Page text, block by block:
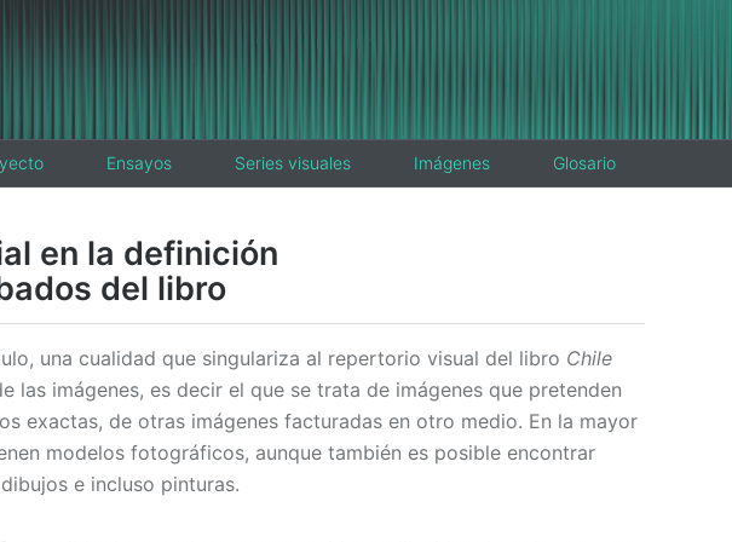
Ensayos Series visuales Imágenes Glosario
en la definición
del libro
una cualidad que singulariza al repertorio visual del libro Chile
las imágenes, es decir el que se trata de imágenes que pretenden
exactas, de otras imágenes facturadas en otro medio. En la mayor
modelos fotográficos, aunque también es posible encontrar
e incluso pinturas.